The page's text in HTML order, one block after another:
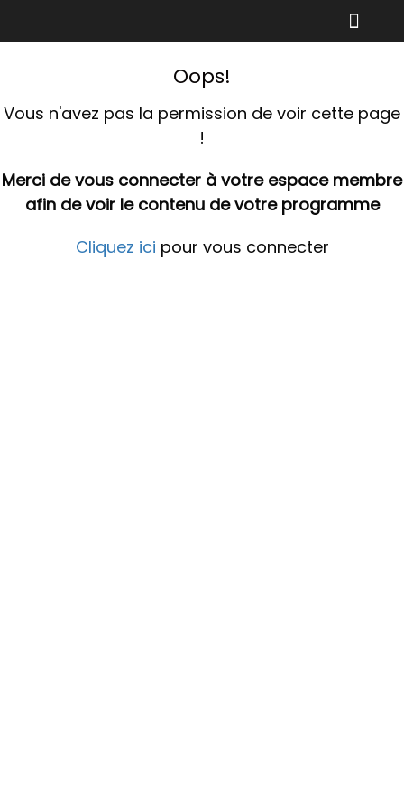
Oops!
Vous n'avez pas la permission de voir cette page
!
Merci de vous connecter à votre espace membre
afin de voir le contenu de votre programme
Cliquez ici pour vous connecter